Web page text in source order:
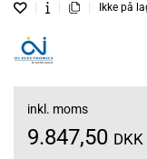
Ikke på
inkl. moms
9.847,50 DKK